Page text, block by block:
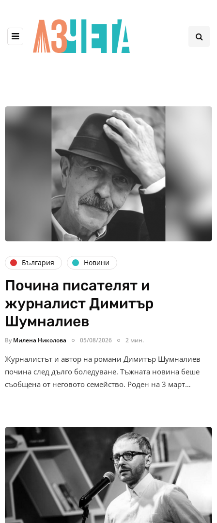
България Новини
Почина писателят и
журналист Димитър
Шумналиев
By Милена Николова 05/08/2026 2 мин.
Журналистът и автор на романи Димитър Шумналиев
почина след дълго боледуване. Тъжната новина беше
съобщена от неговото семейство. Роден на 3 март…